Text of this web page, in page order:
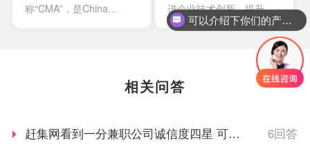
称“CMA”，是China
文缩写。是根据中华人民
共和国计量法的规定，由
政部门对检测机构的检测
进企业技术创新，提升企
业核心竞争力，改善企业
市场竞争地位外，一些中
央部位和地方政府出台的
政策文件中，已经将企业
知识产权管理规范认证情
及高新技术企业、知识产
相关问答
赶集网看到一分兼职公司诚信度四星 可是
6回答
可以介绍下你们的产品么？